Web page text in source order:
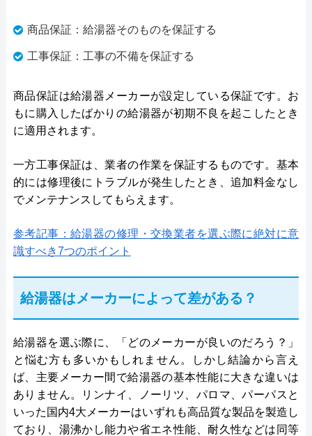
商品保証：給湯器そのものを保証する
工事保証：工事の不備を保証する
商品保証は給湯器メーカーが設定している保証です。お
もに購入したばかりの給湯器が初期不良を起こしたとき
に適用されます。
一方工事保証は、業者の作業を保証するものです。基本
的には修理後にトラブルが発生したとき、追加料金なし
でメンテナンスしてもらえます。
参考記事：給湯器の修理・交換業者を選ぶ際に絶対に意
識すべき7つのポイント
給湯器はメーカーによって差がある？
給湯器を選ぶ際に、「どのメーカーが良いのだろう？」
と悩む方も多いかもしれません。しかし結論から言え
ば、主要メーカー間で給湯器の基本性能に大きな違いは
ありません。リンナイ、ノーリツ、パロマ、パーパスと
いった国内4大メーカーはいずれも高品質な製品を製造し
ており、湯沸かし能力や省エネ性能、耐久性などは同等